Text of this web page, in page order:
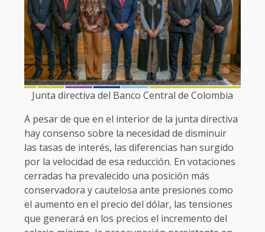
Junta directiva del Banco Central de Colombia
A pesar de que en el interior de la junta directiva
hay consenso sobre la necesidad de disminuir
las tasas de interés, las diferencias han surgido
por la velocidad de esa reducción. En votaciones
cerradas ha prevalecido una posición más
conservadora y cautelosa ante presiones como
el aumento en el precio del dólar, las tensiones
que generará en los precios el incremento del